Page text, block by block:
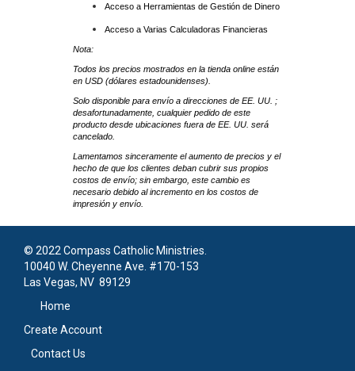
Acceso a Herramientas de Gestión de Dinero
Acceso a Varias Calculadoras Financieras
Nota:
Todos los precios mostrados en la tienda online están
en USD (dólares estadounidenses).
Solo disponible para envío a direcciones de EE. UU. ;
desafortunadamente, cualquier pedido de este
producto desde ubicaciones fuera de EE. UU. será
cancelado.
Lamentamos sinceramente el aumento de precios y el
hecho de que los clientes deban cubrir sus propios
costos de envío; sin embargo, este cambio es
necesario debido al incremento en los costos de
impresión y envío.
© 2022 Compass Catholic Ministries.
10040 W. Cheyenne Ave. #170-153
Las Vegas, NV 89129
Home
Create Account
Contact Us